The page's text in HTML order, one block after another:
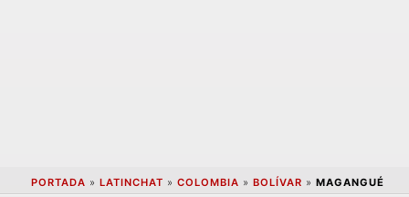
PORTADA » LATINCHAT » COLOMBIA » BOLÍVAR » MAGANGUÉ